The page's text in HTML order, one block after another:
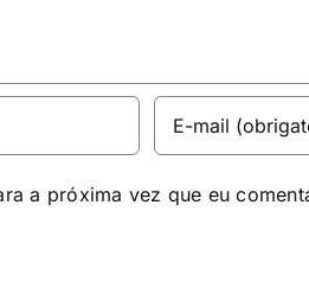
a próxima vez que eu